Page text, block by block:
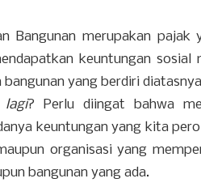
Bangunan merupakan pajak
keuntungan
yang berdiri
lagi? Perlu diingat bahwa
keuntungan yang kita
organisasi yang
bangunan yang ada.